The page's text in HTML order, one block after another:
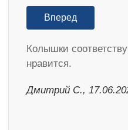
Вперед
Колышки
нравится.
Дмитрий С.,